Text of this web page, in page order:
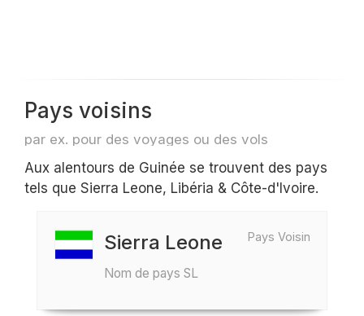
Pays voisins
par ex. pour des voyages ou des vols
Aux alentours de Guinée se trouvent des pays
tels que Sierra Leone, Libéria & Côte-d'Ivoire.
Pays Voisin
Sierra Leone
Nom de pays SL